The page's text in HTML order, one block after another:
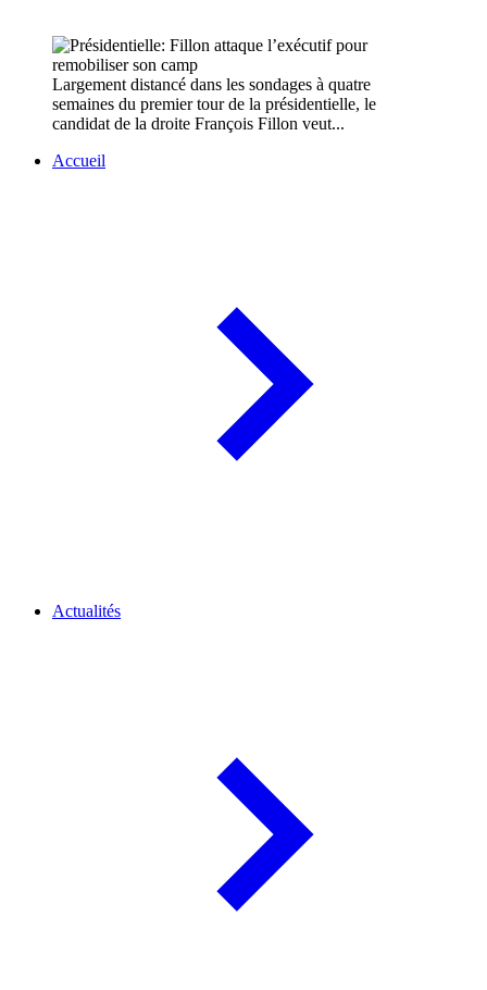
Largement distancé dans les sondages à quatre
semaines du premier tour de la présidentielle, le
candidat de la droite François Fillon veut...
Accueil
Actualités